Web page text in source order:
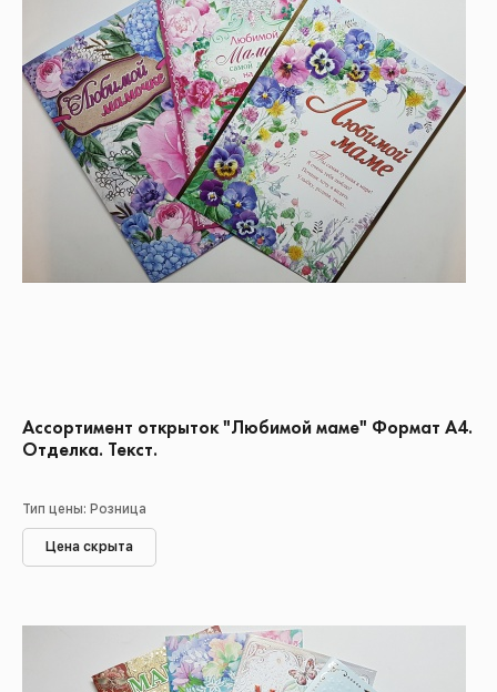
Ассортимент открыток "Любимой маме" Формат А4.
Отделка. Текст.
Тип цены: Розница
Цена скрыта